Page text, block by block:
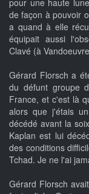
pour une haute
de façon à pouvoir
a quand à elle
équipait aussi
Clavé (à
Gérard Florsch a
du défunt groupe
France, et c'est là
alors que j'étais
décédé avant la
Kaplan est lui
des conditions
Tchad. Je ne l'ai
Gérard Florsch